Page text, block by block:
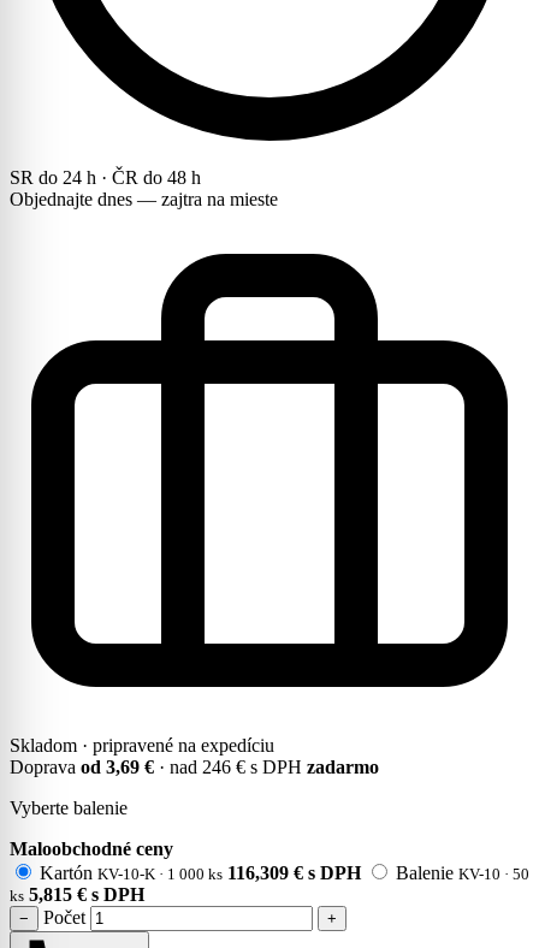
SR do 24 h · ČR do 48 h
Objednajte dnes — zajtra na mieste
Skladom · pripravené na expedíciu
Doprava od 3,69 € · nad 246 € s DPH zadarmo
Vyberte balenie
Maloobchodné ceny
Kartón KV-10-K · 1 000 ks 116,309 € s DPH Balenie KV-10 · 50
ks 5,815 € s DPH
− Počet +